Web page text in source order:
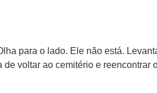
para o lado. Ele não está.
voltar ao cemitério e